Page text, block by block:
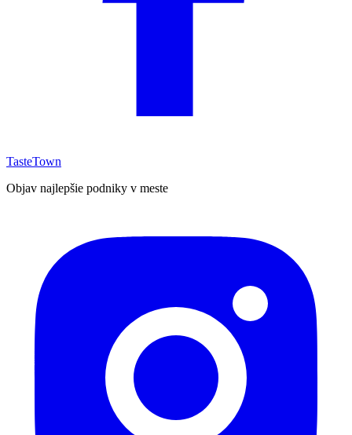
TasteTown
Objav najlepšie podniky v meste